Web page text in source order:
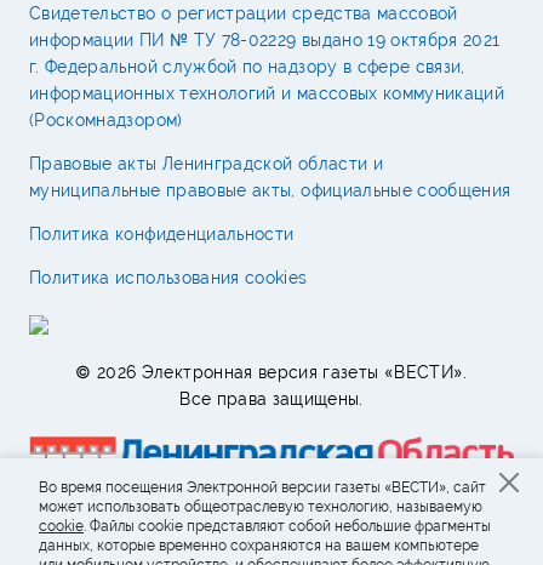
Свидетельство о регистрации средства массовой
информации ПИ № ТУ 78-02229 выдано 19 октября 2021
г. Федеральной службой по надзору в сфере связи,
информационных технологий и массовых коммуникаций
(Роскомнадзором)
Правовые акты Ленинградской области и
муниципальные правовые акты, официальные сообщения
Политика конфиденциальности
Политика использования cookies
© 2026 Электронная версия газеты «ВЕСТИ».
Все права защищены.
Во время посещения Электронной версии газеты «ВЕСТИ», сайт
может использовать общеотраслевую технологию, называемую
cookie. Файлы cookie представляют собой небольшие фрагменты
данных, которые временно сохраняются на вашем компьютере